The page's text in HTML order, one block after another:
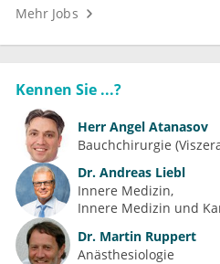
Mehr Jobs
Kennen Sie ...?
Herr Angel Atanasov
Bauchchirurgie
Dr. Andreas Liebl
Innere Medizin
Innere Medizin und
Dr. Martin Ruppert
Anästhesiologie